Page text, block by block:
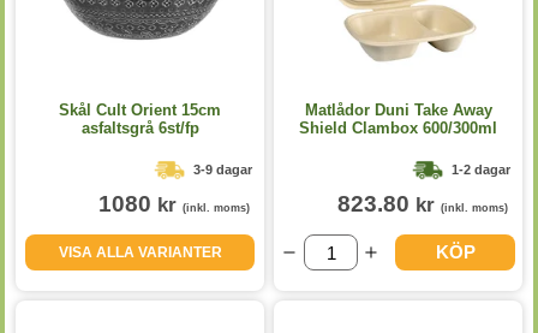
Skål Cult Orient 15cm
asfaltsgrå 6st/fp
3-9 dagar
1080 kr (inkl. moms)
VISA ALLA VARIANTER
Matlådor Duni Take Away
Shield Clambox 600/300ml
1-2 dagar
823.80 kr (inkl. moms)
KÖP